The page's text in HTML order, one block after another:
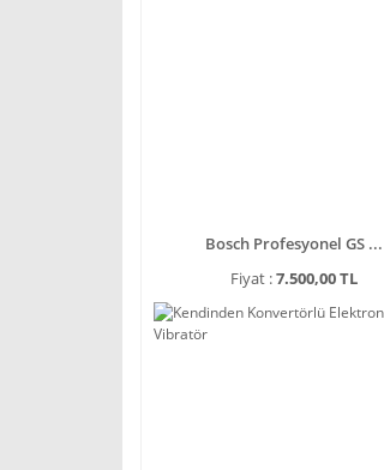
Bosch Profesyonel GS ...
Fiyat :7.500,00 TL